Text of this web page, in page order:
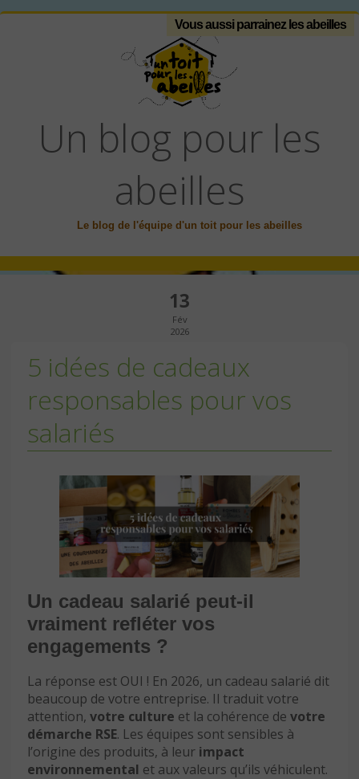
Vous aussi parrainez les abeilles
Un blog pour les
abeilles
Le blog de l'équipe d'un toit pour les abeilles
13
Fév
2026
5 idées de cadeaux
responsables pour vos
salariés
Un cadeau salarié peut-il
vraiment refléter vos
engagements ?
La réponse est OUI ! En 2026, un cadeau salarié dit
beaucoup de votre entreprise. Il traduit votre
attention, votre culture et la cohérence de votre
démarche RSE. Les équipes sont sensibles à
l’origine des produits, à leur impact
environnemental et aux valeurs qu’ils véhiculent.